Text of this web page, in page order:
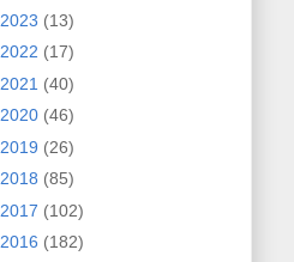
2023 (13)
2022 (17)
2021 (40)
2020 (46)
2019 (26)
2018 (85)
2017 (102)
2016 (182)